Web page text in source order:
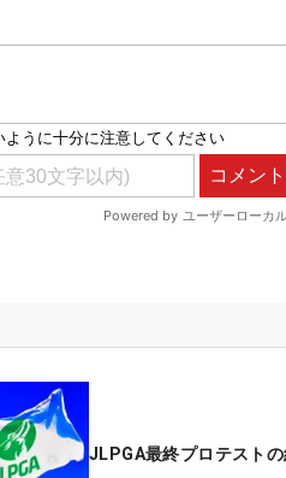
JLPGA最終プロテスト